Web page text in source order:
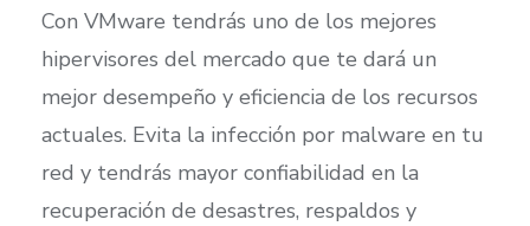
Con VMware tendrás uno de los mejores
hipervisores del mercado que te dará un
mejor desempeño y eficiencia de los recursos
actuales. Evita la infección por malware en tu
red y tendrás mayor confiabilidad en la
recuperación de desastres, respaldos y